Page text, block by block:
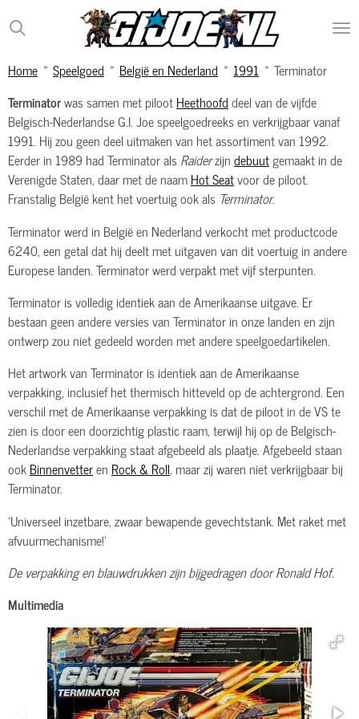
Ga
direct
de
Home » Speelgoed » België en Nederland » 1991 » Terminator
Terminatorwas samen met pilootHeethoofddeel van de vijfde
Belgisch-Nederlandse G.I. Joe speelgoedreeks en verkrijgbaar vanaf
1991. Hij zou geen deel uitmaken van het assortiment van 1992.
Eerder in 1989 had Terminator alsRaiderzijndebuutgemaakt in de
Verenigde Staten, daar met de naamHot Seatvoor de piloot.
Franstalig België kent het voertuig ook als Terminator.
Terminator werd in België en Nederland verkocht met productcode
6240, een getal dat hij deelt met uitgaven van dit voertuig in andere
Europese landen. Terminator werd verpakt met vijf sterpunten.
Terminator is volledig identiek aan de Amerikaanse uitgave. Er
bestaan geen andere versies van Terminator in onze landen en zijn
ontwerp zou niet gedeeld worden met andere speelgoedartikelen.
Het artwork van Terminator is identiek aan de Amerikaanse
verpakking, inclusief het thermisch hitteveld op de achtergrond. Een
verschil met de Amerikaanse verpakking is dat de piloot in de VS te
zien is door een doorzichtig plastic raam, terwijl hij op de Belgisch-
Nederlandse verpakking staat afgebeeld als plaatje. Afgebeeld staan
ookBinnenvetteren Rock & Roll, maar zij waren niet verkrijgbaar bij
Terminator.
'Universeel inzetbare, zwaar bewapende gevechtstank. Met raket met
afvuurmechanisme!'
De verpakking en blauwdrukken zijn bijgedragen door Ronald Hof.
Multimedia